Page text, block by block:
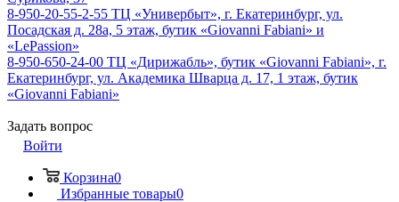
8-950-20-55-2-55 ТЦ «Универбыт», г. Екатеринбург, ул.
Посадская д. 28а, 5 этаж, бутик «Giovanni Fabiani» и
«LePassion»
8-950-650-24-00 ТЦ «Дирижабль», бутик «Giovanni Fabiani», г.
Екатеринбург, ул. Академика Шварца д. 17, 1 этаж, бутик
«Giovanni Fabiani»
Задать вопрос
Войти
Корзина0
Избранные товары0